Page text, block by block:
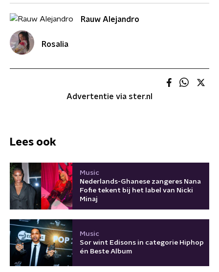
Rauw Alejandro
Rosalia
Advertentie via ster.nl
Lees ook
Music
Nederlands-Ghanese zangeres Nana
Fofie tekent bij het label van Nicki
Minaj
Music
Sor wint Edisons in categorie Hiphop
én Beste Album